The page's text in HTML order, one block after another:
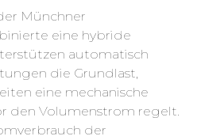
Münchner
eine hybride
automatisch
die Grundlast,
eine mechanische
den Volumenstrom regelt.
der